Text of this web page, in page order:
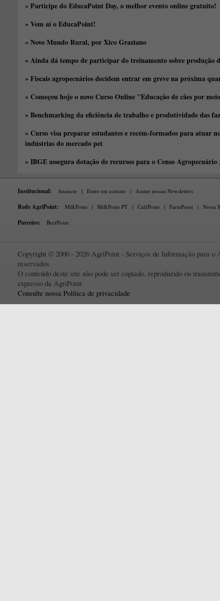
» Participe do EducaPoint Day, o melhor evento online gratuito!
» Vem aí o EducaPoint!
» Novo Mundo Rural, por Xico Graziano
» Ainda dá tempo de participar do treinamento sobre produção
» Fiscais agropecuários decidem entrar em greve na próxima
» Começou hoje o novo Curso Online "Educação de cães por
» Benchmarking da eficiência de trabalho e produtividade das
» Curso visa preparar estudantes e recém-formados para atuar
indústrias do mercado pet
» IBGE assegura dotação de recursos para o Censo Agropecuário
Institucional: Anuncie | Entre em contato | Assine nossas Newsletters
Rede AgriPoint: MilkPoint | MilkPoint PT | CaféPoint | FarmPoint | Nossa
Parceiro: BeefPoint
Copyright © 2000 - 2026 AgriPoint - Serviços de Informação para o
reservados
O conteúdo deste site não pode ser copiado, reproduzido ou
expresso da AgriPoint.
Consulte nossa Política de privacidade